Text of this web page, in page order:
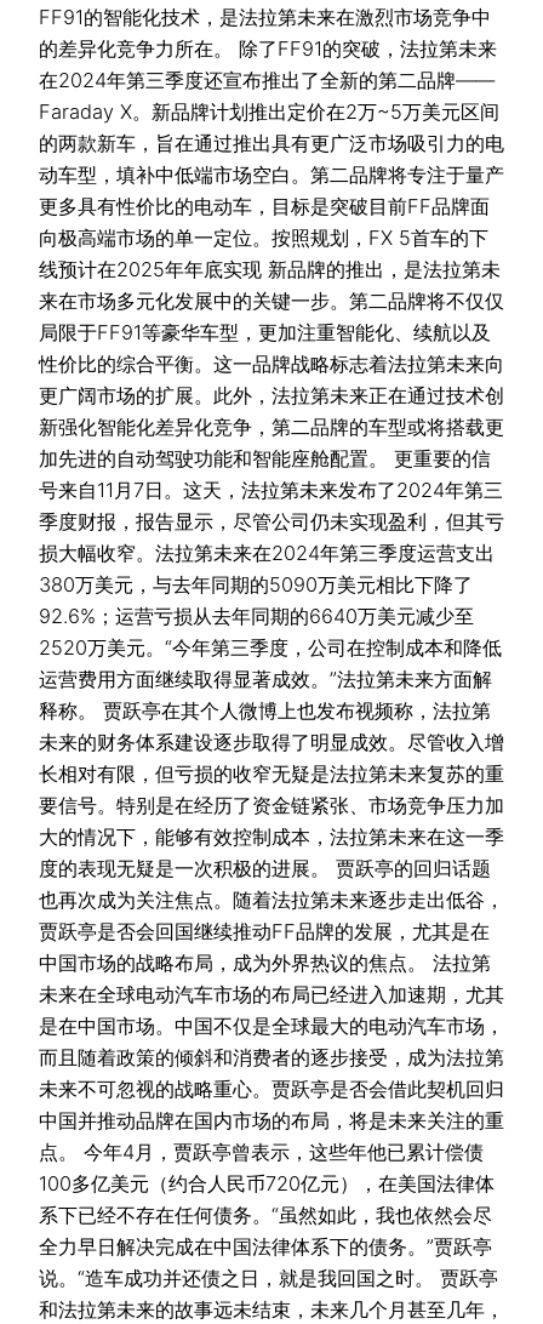
FF91的智能化技术，是法拉第未来在激烈市场竞争中
的差异化竞争力所在。 除了FF91的突破，法拉第未来
在2024年第三季度还宣布推出了全新的第二品牌——
Faraday X。新品牌计划推出定价在2万~5万美元区间
的两款新车，旨在通过推出具有更广泛市场吸引力的电
动车型，填补中低端市场空白。第二品牌将专注于量产
更多具有性价比的电动车，目标是突破目前FF品牌面
向极高端市场的单一定位。按照规划，FX 5首车的下
线预计在2025年年底实现 新品牌的推出，是法拉第未
来在市场多元化发展中的关键一步。第二品牌将不仅仅
局限于FF91等豪华车型，更加注重智能化、续航以及
性价比的综合平衡。这一品牌战略标志着法拉第未来向
更广阔市场的扩展。此外，法拉第未来正在通过技术创
新强化智能化差异化竞争，第二品牌的车型或将搭载更
加先进的自动驾驶功能和智能座舱配置。 更重要的信
号来自11月7日。这天，法拉第未来发布了2024年第三
季度财报，报告显示，尽管公司仍未实现盈利，但其亏
损大幅收窄。法拉第未来在2024年第三季度运营支出
380万美元，与去年同期的5090万美元相比下降了
92.6%；运营亏损从去年同期的6640万美元减少至
2520万美元。“今年第三季度，公司在控制成本和降低
运营费用方面继续取得显著成效。”法拉第未来方面解
释称。 贾跃亭在其个人微博上也发布视频称，法拉第
未来的财务体系建设逐步取得了明显成效。尽管收入增
长相对有限，但亏损的收窄无疑是法拉第未来复苏的重
要信号。特别是在经历了资金链紧张、市场竞争压力加
大的情况下，能够有效控制成本，法拉第未来在这一季
度的表现无疑是一次积极的进展。 贾跃亭的回归话题
也再次成为关注焦点。随着法拉第未来逐步走出低谷，
贾跃亭是否会回国继续推动FF品牌的发展，尤其是在
中国市场的战略布局，成为外界热议的焦点。 法拉第
未来在全球电动汽车市场的布局已经进入加速期，尤其
是在中国市场。中国不仅是全球最大的电动汽车市场，
而且随着政策的倾斜和消费者的逐步接受，成为法拉第
未来不可忽视的战略重心。贾跃亭是否会借此契机回归
中国并推动品牌在国内市场的布局，将是未来关注的重
点。 今年4月，贾跃亭曾表示，这些年他已累计偿债
100多亿美元（约合人民币720亿元），在美国法律体
系下已经不存在任何债务。“虽然如此，我也依然会尽
全力早日解决完成在中国法律体系下的债务。”贾跃亭
说。“造车成功并还债之日，就是我回国之时。 贾跃亭
和法拉第未来的故事远未结束，未来几个月甚至几年，